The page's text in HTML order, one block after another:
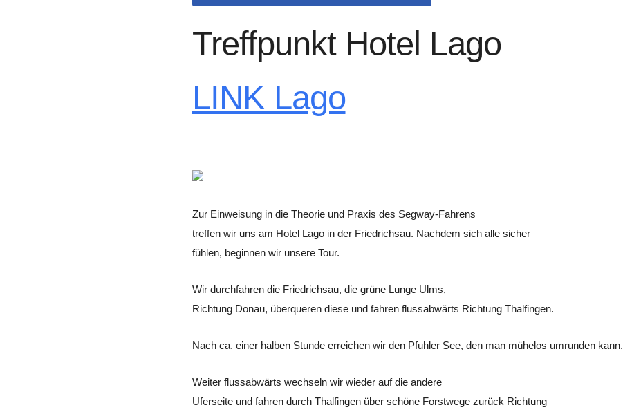
Treffpunkt Hotel Lago
LINK Lago
Zur Einweisung in die Theorie und Praxis des Segway-Fahrens
treffen wir uns am Hotel Lago in der Friedrichsau. Nachdem sich alle sicher
fühlen, beginnen wir unsere Tour.
Wir durchfahren die Friedrichsau, die grüne Lunge Ulms,
Richtung Donau, überqueren diese und fahren flussabwärts Richtung Thalfingen.
Nach ca. einer halben Stunde erreichen wir den PfuhlerSee, den man mühelos umrunden kann.
Weiter flussabwärts wechseln wir wieder auf die andere
Uferseite und fahren durch Thalfingen über schöne Forstwege zurück Richtung